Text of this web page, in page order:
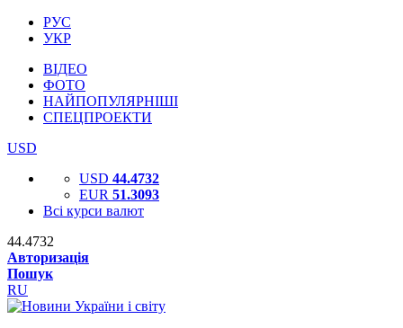
РУС
УКР
ВІДЕО
ФОТО
НАЙПОПУЛЯРНІШІ
СПЕЦПРОЕКТИ
USD
USD 44.4732
EUR 51.3093
Всі курси валют
44.4732
Авторизація
Пошук
RU